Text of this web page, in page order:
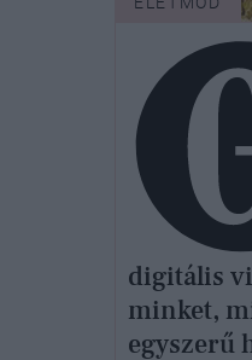
digitális
minket,
egyszerű